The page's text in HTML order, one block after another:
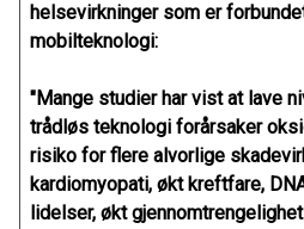
helsevirkninger som er
mobilteknologi:
"Mange studier har vist at lave
trådløs teknologi forårsaker
risiko for flere alvorlige
kardiomyopati, økt kreftfare,
lidelser, økt